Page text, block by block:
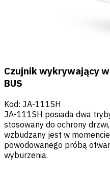
Czujnik wykrywający
BUS
Kod: JA-111SH
JA-111SH posiada dwa
stosowany do ochrony
wzbudzany jest w
powodowanego próbą
wyburzenia.